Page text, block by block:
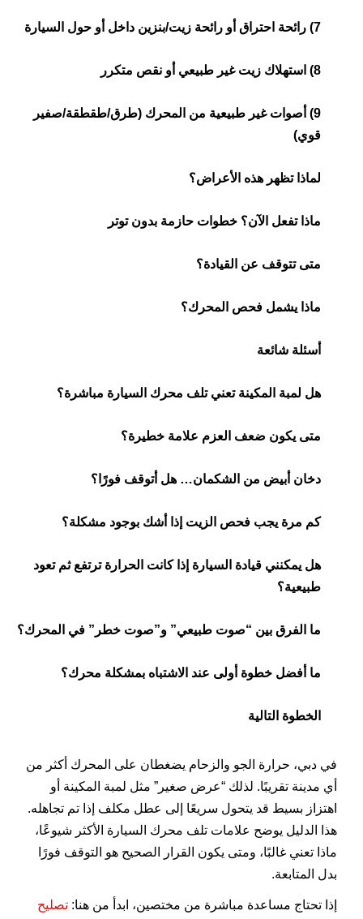
7) رائحة احتراق أو رائحة زيت/بنزين داخل أو حول السيارة
8) استهلاك زيت غير طبيعي أو نقص متكرر
9) أصوات غير طبيعية من المحرك (طرق/طقطقة/صفير
قوي)
لماذا تظهر هذه الأعراض؟
ماذا تفعل الآن؟ خطوات حازمة بدون توتر
متى تتوقف عن القيادة؟
ماذا يشمل فحص المحرك؟
أسئلة شائعة
هل لمبة المكينة تعني تلف محرك السيارة مباشرة؟
متى يكون ضعف العزم علامة خطيرة؟
دخان أبيض من الشكمان… هل أتوقف فورًا؟
كم مرة يجب فحص الزيت إذا أشك بوجود مشكلة؟
هل يمكنني قيادة السيارة إذا كانت الحرارة ترتفع ثم تعود
طبيعية؟
ما الفرق بين “صوت طبيعي” و”صوت خطر” في المحرك؟
ما أفضل خطوة أولى عند الاشتباه بمشكلة محرك؟
الخطوة التالية
في دبي، حرارة الجو والزحام يضغطان على المحرك أكثر من
أي مدينة تقريبًا. لذلك “عرض صغير” مثل لمبة المكينة أو
اهتزاز بسيط قد يتحول سريعًا إلى عطل مكلف إذا تم تجاهله.
هذا الدليل يوضح علامات تلف محرك السيارة الأكثر شيوعًا،
ماذا تعني غالبًا، ومتى يكون القرار الصحيح هو التوقف فورًا
بدل المتابعة.
إذا تحتاج مساعدة مباشرة من مختصين، ابدأ من هنا: تصليح